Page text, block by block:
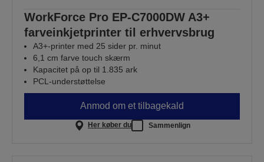
WorkForce Pro EP-C7000DW A3+
farveinkjetprinter til erhvervsbrug
A3+-printer med 25 sider pr. minut
6,1 cm farve touch skærm
Kapacitet på op til 1.835 ark
PCL-understøttelse
Anmod om et tilbagekald
Her køber du Sammenlign